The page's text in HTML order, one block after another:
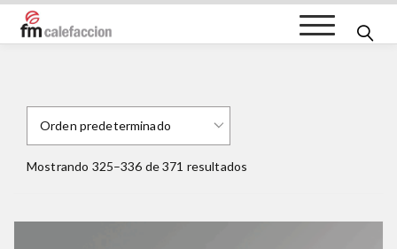
Mostrando 325–336 de 371 resultados